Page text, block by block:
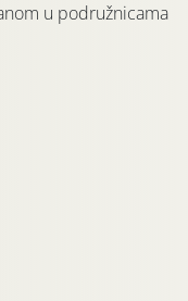
u podružnicama